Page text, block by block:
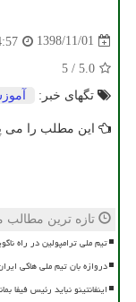
1398/11/01
5.0
/
5
تگهای خبر:
این مطلب را می
تازه ترین مطالب
تیم ملی ترامپولین در راه
دروازه بان تیم ملی هاکی
اینفانتینو نباید رئیس فیفا